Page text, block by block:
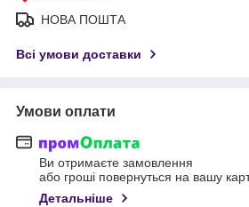
НОВА ПОШТА
Всі умови доставки
Умови оплати
Ви отримаєте замовлення
або гроші повернуться на вашу
Детальніше